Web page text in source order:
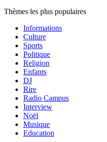
Thèmes les plus populaires
Informations
Culture
Sports
Politique
Religion
Enfants
DJ
Rire
Radio Campus
Interview
Noël
Musique
Education